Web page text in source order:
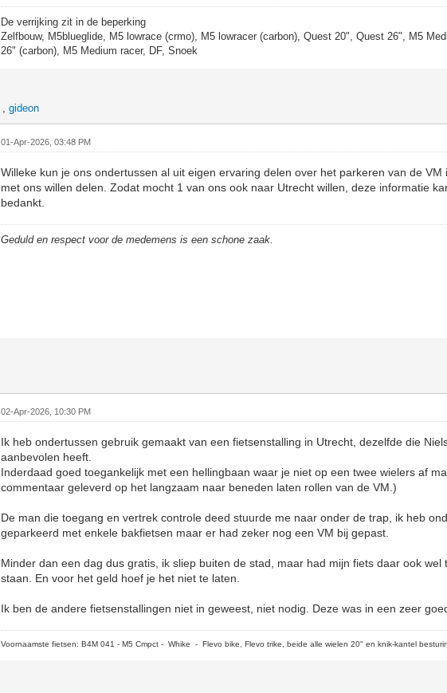
De verrijking zit in de beperking
Zelfbouw, M5blueglide, M5 lowrace (crmo), M5 lowracer (carbon), Quest 20", Quest 26", M5
26" (carbon), M5 Medium racer, DF, Snoek
,gideon
01-Apr-2026, 03:48 PM
Willeke kun je ons ondertussen al uit eigen ervaring delen over het parkeren van de
met ons willen delen. Zodat mocht 1 van ons ook naar Utrecht willen, deze informatie
bedankt.
Geduld en respect voor de medemens is een schone zaak.
02-Apr-2026, 10:30 PM
Ik heb ondertussen gebruik gemaakt van een fietsenstalling in Utrecht, dezelfde die
aanbevolen heeft.
Inderdaad goed toegankelijk met een hellingbaan waar je niet op een twee wielers af
commentaar geleverd op het langzaam naar beneden laten rollen van de VM.)
De man die toegang en vertrek controle deed stuurde me naar onder de trap, ik heb
geparkeerd met enkele bakfietsen maar er had zeker nog een VM bij gepast.
Minder dan een dag dus gratis, ik sliep buiten de stad, maar had mijn fiets daar ook wel
staan. En voor het geld hoef je het niet te laten.
Ik ben de andere fietsenstallingen niet in geweest, niet nodig. Deze was in een zeer
Voornaamste fietsen: B4M 041 - M5 Cmpct - Whike - Flevo bike, Flevo trike, beide alle wielen 20" en knik-kantel